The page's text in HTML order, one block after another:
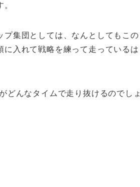
プ集団としては、なんとしてもこの
に入れて戦略を練って走っているは
どんなタイムで走り抜けるのでしょ